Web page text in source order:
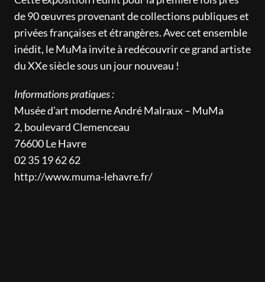
de 90 œuvres provenant de collections publiques et
privées françaises et étrangères. Avec cet ensemble
inédit, le MuMa invite à redécouvrir ce grand artiste
du XXe siècle sous un jour nouveau !
Informations pratiques :
Musée d’art moderne André Malraux – MuMa
2, boulevard Clemenceau
76600 Le Havre
02 35 19 62 62
http://www.muma-lehavre.fr/